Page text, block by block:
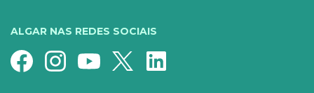
Super Wi-Fi
ALGAR NAS REDES SOCIAIS